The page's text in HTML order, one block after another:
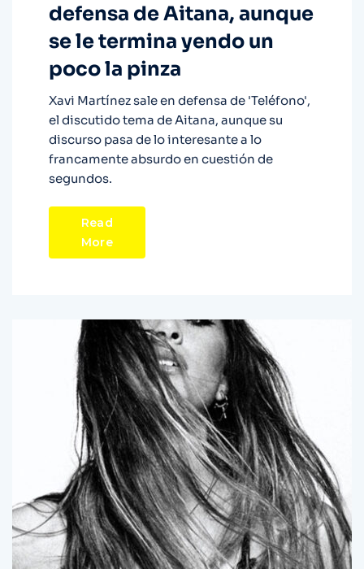
defensa de Aitana, aunque
se le termina yendo un
poco la pinza
Xavi Martínez sale en defensa de 'Teléfono',
el discutido tema de Aitana, aunque su
discurso pasa de lo interesante a lo
francamente absurdo en cuestión de
segundos.
Read
More